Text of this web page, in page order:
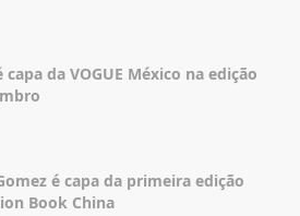
capa da VOGUE México na edição
é capa da primeira edição
Book China